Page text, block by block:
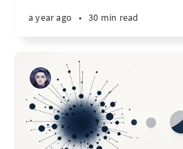
a year ago • 30 min read